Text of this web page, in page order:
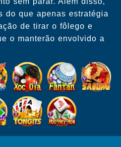
do que apenas estratégia
de tirar o fôlego e
o manterão envolvido a